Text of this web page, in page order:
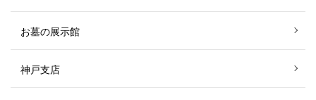
お墓の展示館
神戸支店